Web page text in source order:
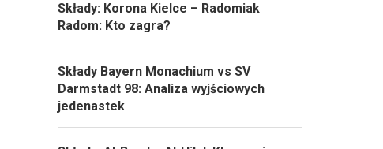
Składy: Korona Kielce – Radomiak
Radom: Kto zagra?
Składy Bayern Monachium vs SV
Darmstadt 98: Analiza wyjściowych
jedenastek